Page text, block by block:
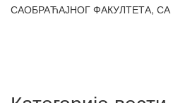
САОБРАЋАЈНОГ ФАКУЛТЕТА,